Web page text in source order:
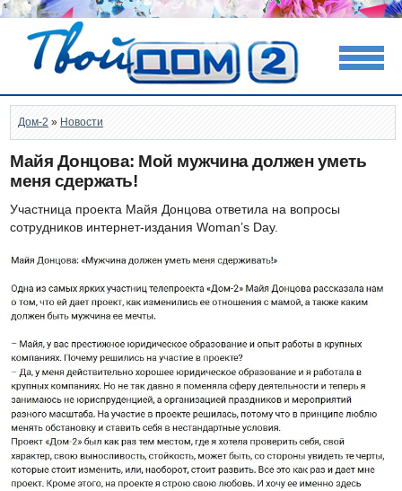
Дом-2 » Новости
Майя Донцова: Мой мужчина должен уметь
меня сдержать!
Участница проекта Майя Донцова ответила на вопросы
сотрудников интернет-издания Woman’s Day.